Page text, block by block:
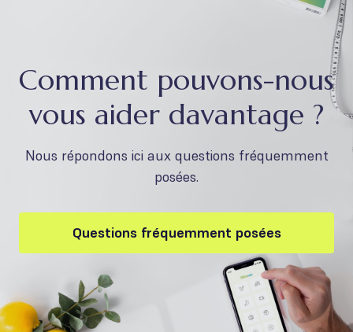
Comment pouvons-nous
vous aider davantage ?
Nous répondons ici aux questions fréquemment
posées.
Questions fréquemment posées